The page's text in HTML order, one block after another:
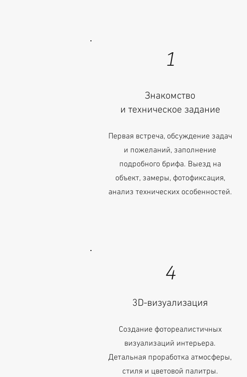
1
Знакомство
и техническое задание
Первая встреча, обсуждение задач
и пожеланий, заполнение
подробного брифа. Выезд на
объект, замеры, фотофиксация,
анализ технических особенностей.
4
3D-визуализация
Создание фотореалистичных
визуализаций интерьера.
Детальная проработка атмосферы,
стиля и цветовой палитры.